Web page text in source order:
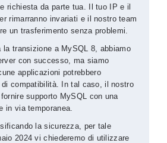
richiesta da parte tua. Il tuo IP e il
rimarranno invariati e il nostro team
un trasferimento senza problemi.
la transizione a MySQL 8, abbiamo
con successo, ma siamo
applicazioni potrebbero
di compatibilità. In tal caso, il nostro
supporto MySQL con una
in via temporanea.
la sicurezza, per tale
2024 vi chiederemo di utilizzare